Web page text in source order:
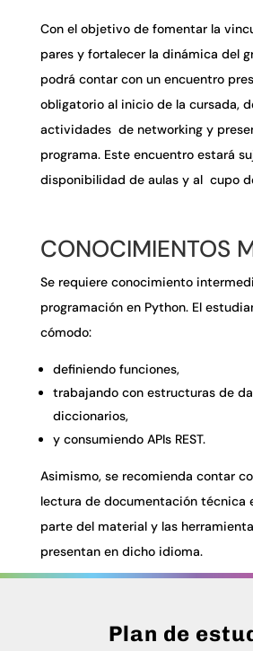
Con el objetivo de fomentar la
pares y fortalecer la dinámica del
podrá contar con un encuentro
obligatorio al inicio de la cursada,
actividades de networking y
programa. Este encuentro estará
disponibilidad de aulas y al cupo
CONOCIMIENTOS
Se requiere conocimiento
programación en Python. El
cómodo:
definiendo funciones,
trabajando con estructuras de
diccionarios,
y consumiendo APIs REST.
Asimismo, se recomienda contar
lectura de documentación técnica
parte del material y las
presentan en dicho idioma.
Plan de